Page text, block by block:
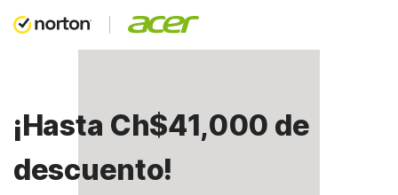
¡Hasta Ch$41,000 de
descuento!